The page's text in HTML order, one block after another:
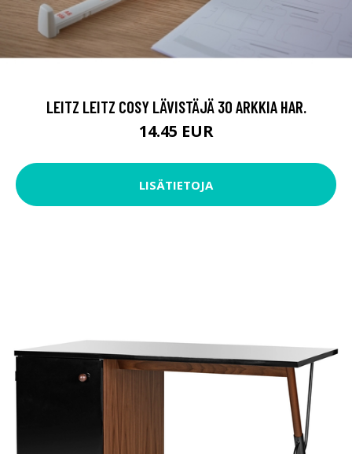
LEITZ LEITZ COSY LÄVISTÄJÄ 30 ARKKIA HAR.
14.45 EUR
LISÄTIETOJA